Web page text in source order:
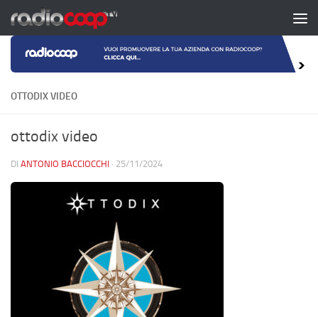
Salta al contenuto
OTTODIX VIDEO
ottodix video
DI ANTONIO BACCIOCCHI · 25/11/2024